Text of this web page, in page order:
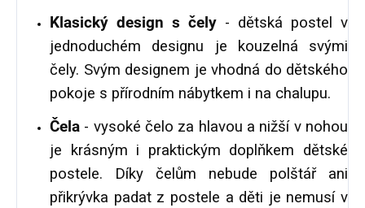
Klasický design s čely - dětská postel v
jednoduchém designu je kouzelná svými
čely. Svým designem je vhodná do dětského
pokoje s přírodním nábytkem i na chalupu.
Čela - vysoké čelo za hlavou a nižší v nohou
je krásným i praktickým doplňkem dětské
postele. Díky čelům nebude polštář ani
přikrývka padat z postele a děti je nemusí v